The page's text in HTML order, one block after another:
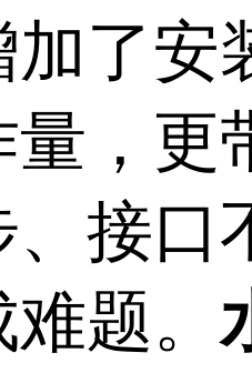
了安
，更
、接口
难题。